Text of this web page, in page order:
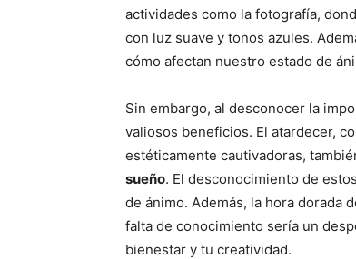
actividades como la fotografía,
con luz suave y tonos azules.
cómo afectan nuestro estado de
Sin embargo, al desconocer la
valiosos beneficios. El atardecer,
estéticamente cautivadoras,
sueño. El desconocimiento de
de ánimo. Además, la hora dorada
falta de conocimiento sería un
bienestar y tu creatividad.